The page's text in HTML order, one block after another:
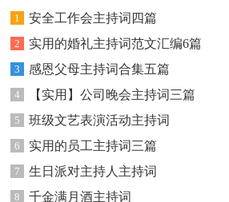
1 安全工作会主持词四篇
2 实用的婚礼主持词范文汇编6篇
3 感恩父母主持词合集五篇
4 【实用】公司晚会主持词三篇
5 班级文艺表演活动主持词
6 实用的员工主持词三篇
7 生日派对主持人主持词
8 千金满月酒主持词